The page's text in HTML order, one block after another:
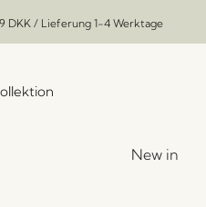
DKK/ Lieferung 1-4 Werktage
New in